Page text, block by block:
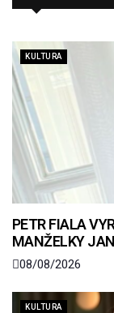
KULTURA
PETR FIALA
MANŽELKY
08/08/2026
KULTURA